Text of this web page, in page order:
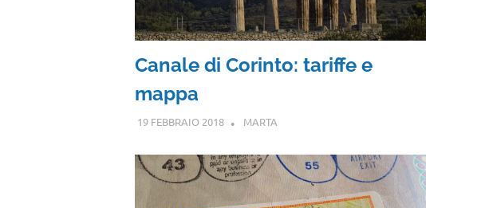
Canale di Corinto: tariffe e
mappa
19 FEBBRAIO 2018 MARTA